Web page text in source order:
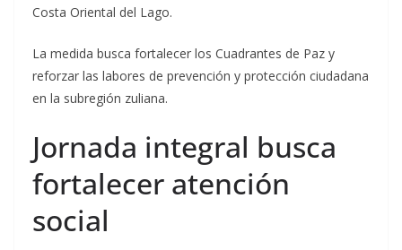
Costa Oriental del Lago.
La medida busca fortalecer los Cuadrantes de Paz y
reforzar las labores de prevención y protección ciudadana
en la subregión zuliana.
Jornada integral busca
fortalecer atención
social